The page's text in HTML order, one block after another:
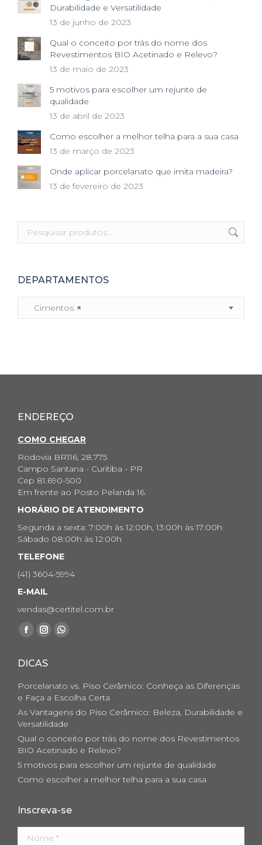
Durabilidade e Versatilidade
13 de junho de 2023
Qual o conceito por trás do nome dos
Revestimentos BIO Acetinado e Relevo?
13 de maio de 2023
5 motivos para escolher um rejunte de
qualidade
13 de abril de 2023
Como escolher a melhor telha para a sua casa
13 de março de 2023
Onde aplicar porcelanato que imita madeira?
13 de fevereiro de 2023
DEPARTAMENTOS
×
Cimentos
ENDEREÇO
COMO CHEGAR
Rodovia BR116, 28.775
Campo Santana - Curitiba - PR
Cep 81.690-500
Em frente ao Posto Pelanda 16.
HORÁRIO DE ATENDIMENTO
Segunda a sexta: 7:00h às 12:00h, 13:00h às 17:00h
Sábado 08:00h às 12:00h
TELEFONE
(41) 3604-5994
E-MAIL
vendas@certitel.com.br
Encontre-nos em:
Facebook
opens
new
window
Instagram
opens
in
new
window
Whatsapp
new
window
DICAS
Porcelanato vs. Piso Cerâmico: Conheça as Diferenças
e Faça a Escolha Certa
As Vantagens do Piso Cerâmico: Beleza, Durabilidade e
Versatilidade
Qual o conceito por trás do nome dos Revestimentos
BIO Acetinado e Relevo?
5 motivos para escolher um rejunte de qualidade
Como escolher a melhor telha para a sua casa
Inscreva-se